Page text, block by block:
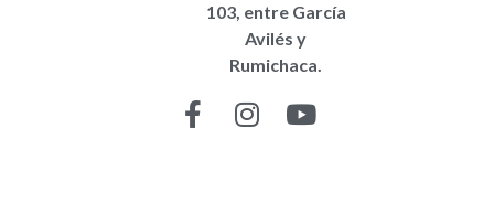
103, entre García
Avilés y
Rumichaca.